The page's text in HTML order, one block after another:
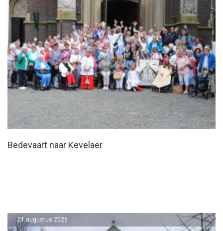
Bedevaart naar Kevelaer
21 augustus 2026